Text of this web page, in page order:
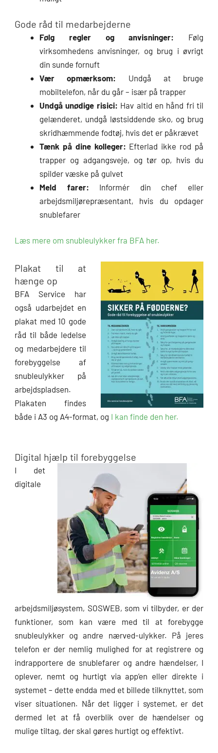
Gode råd til medarbejderne
Følg regler og anvisninger: Følg
virksomhedens anvisninger, og brug i øvrigt
din sunde fornuft
Vær opmærksom: Undgå at bruge
mobiltelefon, når du går – især på trapper
Undgå unødige risici: Hav altid en hånd fri til
gelænderet, undgå løstsiddende sko, og brug
skridhæmmende fodtøj, hvis det er påkrævet
Tænk på dine kolleger: Efterlad ikke rod på
trapper og adgangsveje, og tør op, hvis du
spilder væske på gulvet
Meld farer: Informér din chef eller
arbejdsmiljørepræsentant, hvis du opdager
snublefarer
Læs mere om snubleulykker fra BFA her.
Plakat til at
hænge op
BFA Service har
også udarbejdet en
plakat med 10 gode
råd til både ledelse
og medarbejdere til
forebyggelse af
snubleulykker på
arbejdspladsen.
Plakaten findes
både i A3 og A4-format, og I kan finde den her.
Digital hjælp til forebyggelse
I det
digitale
arbejdsmiljøsystem, SOSWEB, som vi tilbyder, er der
funktioner, som kan være med til at forebygge
snubleulykker og andre nærved-ulykker. På jeres
telefon er der nemlig mulighed for at registrere og
indrapportere de snublefarer og andre hændelser, I
oplever, nemt og hurtigt via app’en eller direkte i
systemet – dette endda med et billede tilknyttet, som
viser situationen. Når det ligger i systemet, er det
dermed let at få overblik over de hændelser og
mulige tiltag, der skal gøres hurtigt og effektivt.